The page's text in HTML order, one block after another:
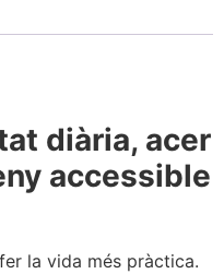
diària, acer
accessible
la vida més pràctica.